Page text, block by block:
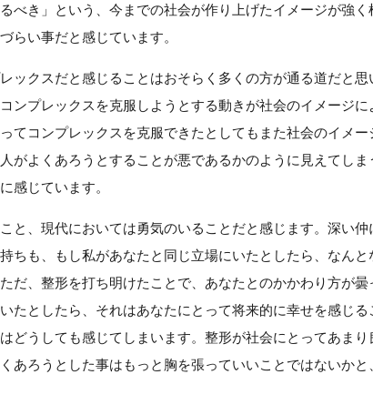
べき」という、今までの社会が作り上げたイメージが強く
らい事だと感じています。
ックスだと感じることはおそらく多くの方が通る道だと
ンプレックスを克服しようとする動きが社会のイメージに
てコンプレックスを克服できたとしてもまた社会のイメ
がよくあろうとすることが悪であるかのように見えてしま
感じています。
と、現代においては勇気のいることだと感じます。深い
ちも、もし私があなたと同じ立場にいたとしたら、なん
だ、整形を打ち明けたことで、あなたとのかかわり方が
たとしたら、それはあなたにとって将来的に幸せを感じ
どうしても感じてしまいます。整形が社会にとってあま
あろうとした事はもっと胸を張っていいことではないかと